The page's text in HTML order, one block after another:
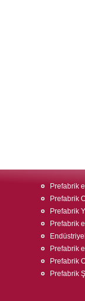
Prefabrik
Prefabrik
Prefabrik
Prefabrik
Prefabrik
Prefabrik
Prefabrik